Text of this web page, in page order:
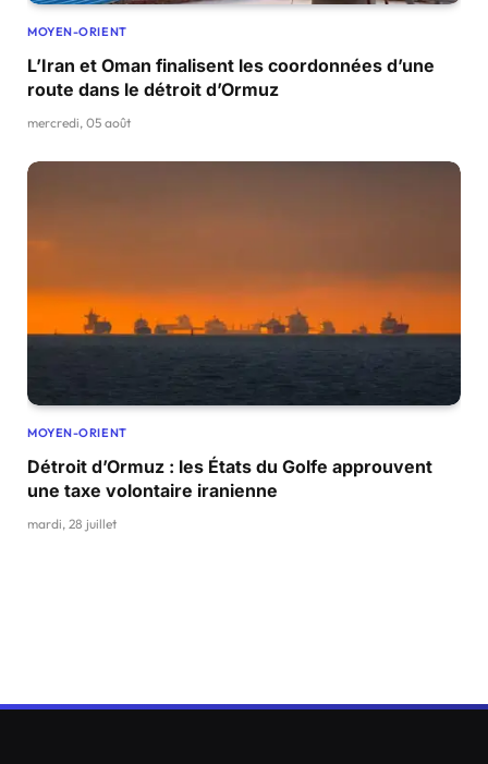
MOYEN-ORIENT
L’Iran et Oman finalisent les coordonnées d’une
route dans le détroit d’Ormuz
mercredi, 05 août
MOYEN-ORIENT
Détroit d’Ormuz : les États du Golfe approuvent
une taxe volontaire iranienne
mardi, 28 juillet